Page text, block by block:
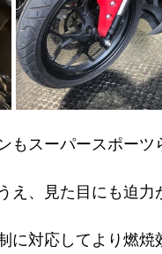
もスーパースポー
え、見た目にも迫力
に対応してより燃焼